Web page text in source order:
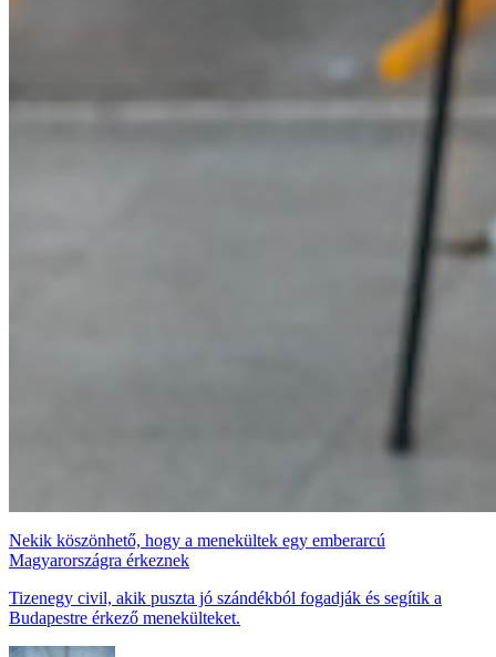
Nekik köszönhető, hogy a menekültek egy emberarcú
Magyarországra érkeznek
Tizenegy civil, akik puszta jó szándékból fogadják és segítik a
Budapestre érkező menekülteket.